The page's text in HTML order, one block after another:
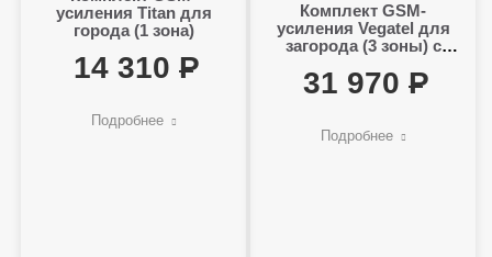
усиления Titan для
города (1 зона)
14 310
Подробнее
Комплект GSM-
усиления Vegatel для
загорода (3 зоны) с
31 970
Подробнее